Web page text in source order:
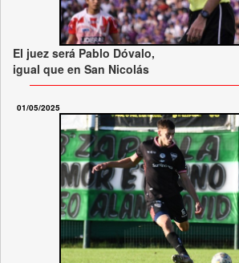
El juez será Pablo Dóvalo,
igual que en San Nicolás
01/05/2025